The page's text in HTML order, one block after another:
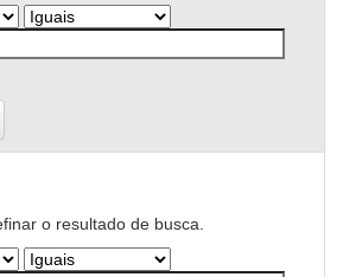
o resultado de busca.